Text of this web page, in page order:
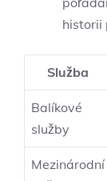
historii
Služba
Balíkové
služby
Mezinárodní